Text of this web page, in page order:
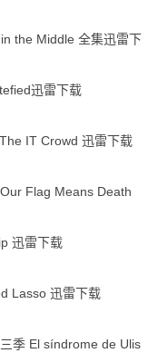
the Middle 全集迅雷下
迅雷下载
IT Crowd 迅雷下载
Flag Means Death
迅雷下载
Lasso 迅雷下载
季 El síndrome de Ulis